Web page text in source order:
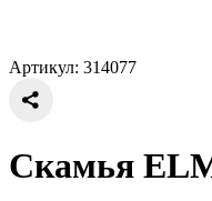
Артикул: 314077
Скамья